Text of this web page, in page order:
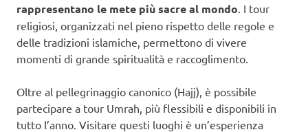
rappresentano le mete più sacre al mondo . I tour
religiosi, organizzati nel pieno rispetto delle regole e
delle tradizioni islamiche, permettono di vivere
momenti di grande spiritualità e raccoglimento.
Oltre al pellegrinaggio canonico (Hajj), è possibile
partecipare a tour Umrah, più flessibili e disponibili in
tutto l’anno. Visitare questi luoghi è un’esperienza